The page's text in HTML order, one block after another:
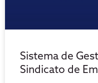
Sistema de
Sindicato de